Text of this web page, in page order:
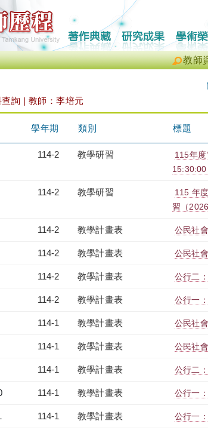
教師
詢 | 教師：李培元
學年期 類別 標題
114-2 教學研習
115年
15:30:00
114-2 教學研習
115 年
習（
114-2 教學計畫表 公民社
114-2 教學計畫表 公民社
114-2 教學計畫表 公行二
114-2 教學計畫表 公行一
114-1 教學計畫表 公民社
114-1 教學計畫表 公民社
114-1 教學計畫表 公行二
114-1 教學計畫表 公行一
114-1 教學計畫表 公行一